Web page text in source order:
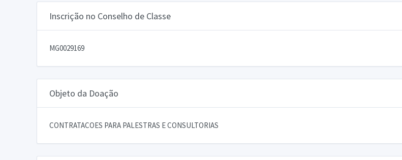
Inscrição no Conselho de Classe
MG0029169
Objeto da Doação
CONTRATACOES PARA PALESTRAS E CONSULTORIAS